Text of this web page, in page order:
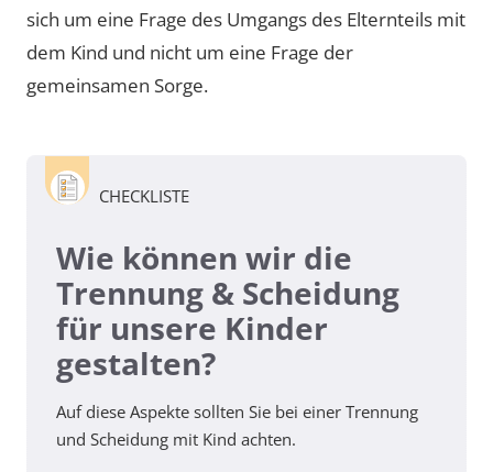
sich um eine Frage des Umgangs des Elternteils mit
dem Kind und nicht um eine Frage der
gemeinsamen Sorge.
CHECKLISTE
Wie können wir die
Trennung & Scheidung
für unsere Kinder
gestalten?
Auf diese Aspekte sollten Sie bei einer Trennung
und Scheidung mit Kind achten.